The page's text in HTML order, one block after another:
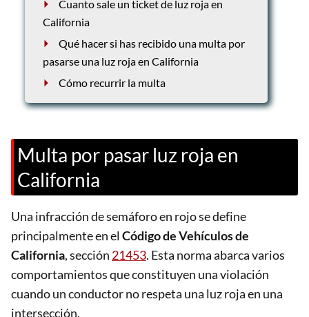
Cuanto sale un ticket de luz roja en
California
Qué hacer si has recibido una multa por
pasarse una luz roja en California
Cómo recurrir la multa
Multa por pasar luz roja en
California
Una infracción de semáforo en rojo se define
principalmente en el Código de Vehículos de
California, sección 21453. Esta norma abarca varios
comportamientos que constituyen una violación
cuando un conductor no respeta una luz roja en una
intersección.